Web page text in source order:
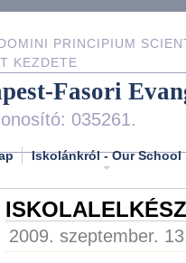
PRINCIPIUM
KEZDETE
Fasori
035261.
Iskolánkról - Our School
2009. szeptember.